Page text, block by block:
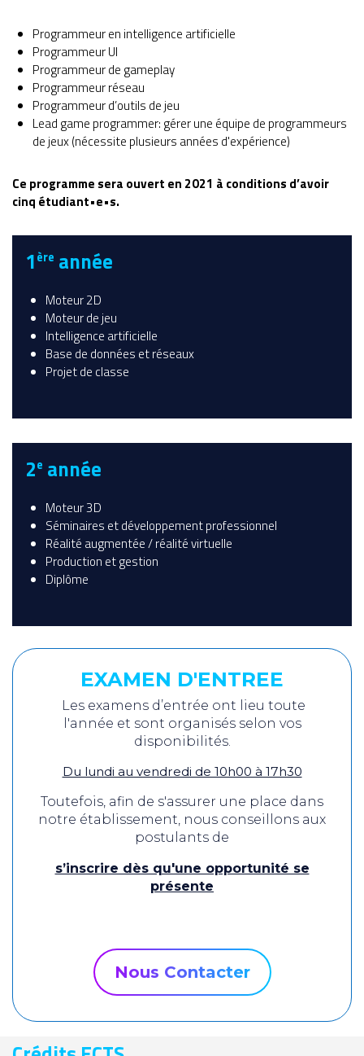
Programmeur en intelligence artificielle
Programmeur UI
Programmeur de gameplay
Programmeur réseau
Programmeur d’outils de jeu
Lead game programmer: gérer une équipe de programmeurs
de jeux (nécessite plusieurs années d'expérience)
Ce programme sera ouvert en 2021 à conditions d’avoir
cinq étudiant•e•s.
1ère année
Moteur 2D
Moteur de jeu
Intelligence artificielle
Base de données et réseaux
Projet de classe
2e année
Moteur 3D
Séminaires et développement professionnel
Réalité augmentée / réalité virtuelle
Production et gestion
Diplôme
EXAMEN D'ENTREE
Les examens d’entrée ont lieu toute
l'année et sont organisés selon vos
disponibilités.
Du lundi au vendredi de 10h00 à 17h30
Toutefois, afin de s'assurer une place dans
notre établissement, nous conseillons aux
postulants de
s’inscrire dès qu'une opportunité se
présente
Nous Contacter